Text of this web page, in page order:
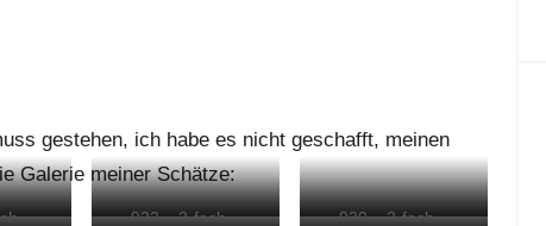
gestehen, ich habe es nicht geschafft, meinen
Galerie meiner Schätze:
–
922 – 3-fach –
930 – 3-fach –